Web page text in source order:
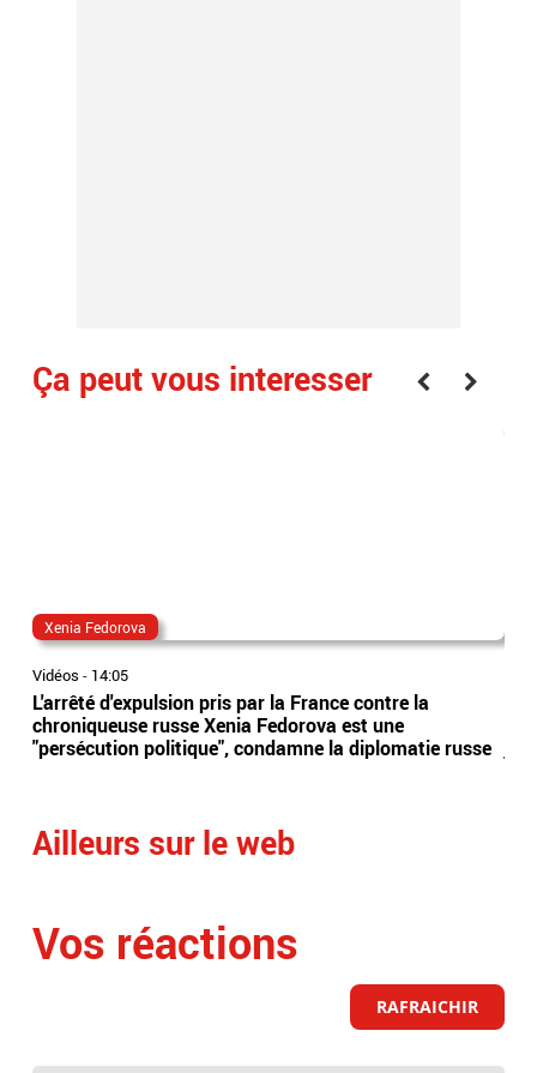
Ça peut vous interesser
Xenia Fedorova
Vidéos - 14:05
L'arrêté d'expulsion pris par la France contre la
chroniqueuse russe Xenia Fedorova est une
"persécution politique", condamne la diplomatie russe
Ailleurs sur le web
Vos réactions
RAFRAICHIR